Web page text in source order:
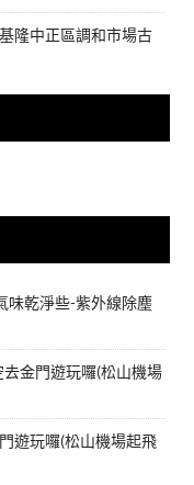
隆中正區調和市場古
味乾淨些-紫外線除塵
去金門遊玩囉(松山機場
遊玩囉(松山機場起飛